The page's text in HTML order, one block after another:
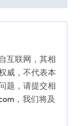
互联网，其相
威，不代表本
题，请提交相
，我们将及